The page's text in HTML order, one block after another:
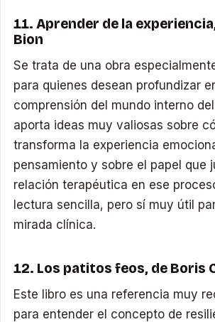
11. Aprender de la
Bion
Se trata de una obra
para quienes desean profundizar
comprensión del mundo interno
aporta ideas muy valiosas sobre
transforma la experiencia
pensamiento y sobre el papel que
relación terapéutica en ese
lectura sencilla, pero sí muy útil
mirada clínica.
12. Los patitos feos, de Boris
Este libro es una referencia muy
para entender el concepto de